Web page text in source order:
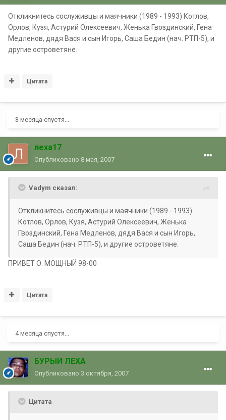
Откликнитесь сослуживцы и маячники (1989 - 1993) Котлов,
Орлов, Кузя, Астурий Олексеевич, Женька Гвоздинский, Гена
Медленов, дядя Вася и сын Игорь, Саша Бедин (нач. РТП-5), и
другие островетяне.
Цитата
3 месяца спустя...
леха17
Опубликовано 8 мая, 2007
Vadym сказал:
Откликнитесь сослуживцы и маячники (1989 - 1993)
Котлов, Орлов, Кузя, Астурий Олексеевич, Женька
Гвоздинский, Гена Медленов, дядя Вася и сын Игорь,
Саша Бедин (нач. РТП-5), и другие островетяне.
ПРИВЕТ О. МОЩНЫЙ 98-00
Цитата
4 месяца спустя...
БУРЫЙ ЛЕХА
Опубликовано 3 октября, 2007
Цитата